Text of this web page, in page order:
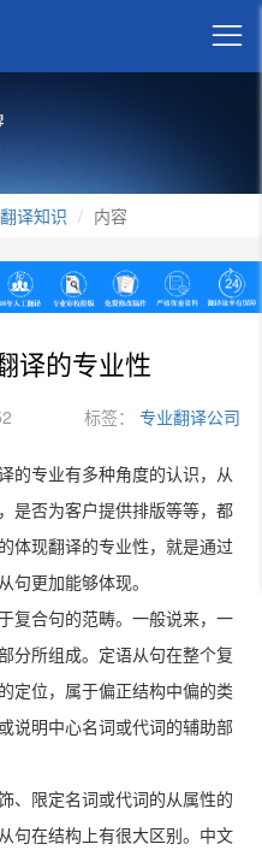

翻译知识 内容
译的专业性
标签： 专业翻译公司
的专业有多种角度的认识，从
是否为客户提供排版等等，都
体现翻译的专业性，就是通过
句更加能够体现。
复合句的范畴。一般说来，一
分所组成。定语从句在整个复
定位，属于偏正结构中偏的类
说明中心名词或代词的辅助部
、限定名词或代词的从属性的
句在结构上有很大区别。中文